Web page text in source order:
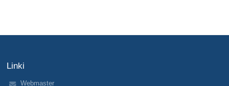
Linki
Webmaster